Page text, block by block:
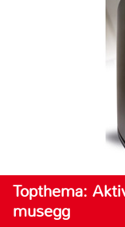
Topthema:
musegg